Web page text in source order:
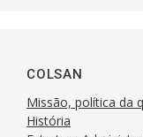
COLSAN
Missão, política da
História